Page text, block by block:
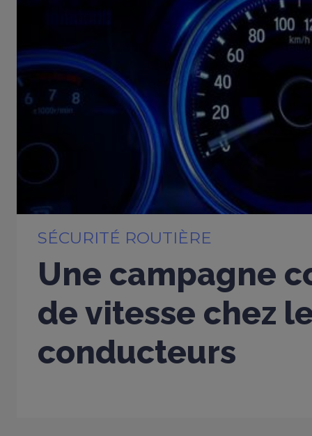
SÉCURITÉ ROUTIÈRE
Une campagne
de vitesse chez
conducteurs